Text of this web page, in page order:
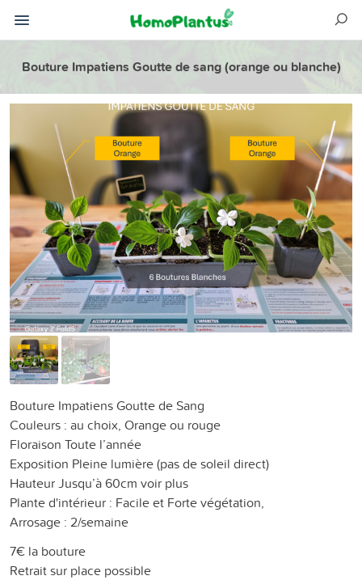
Bouture Impatiens Goutte de sang (orange ou blanche)
Bouture Impatiens Goutte de Sang
Couleurs : au choix, Orange ou rouge
Floraison Toute l’année
Exposition Pleine lumière (pas de soleil direct)
Hauteur Jusqu’à 60cm voir plus
Plante d'intérieur : Facile et Forte végétation,
Arrosage : 2/semaine
7€ la bouture
Retrait sur place possible